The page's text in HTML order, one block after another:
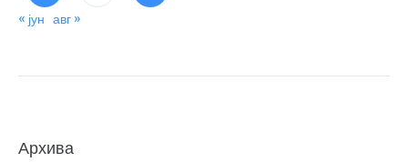
« јун авг »
Архива